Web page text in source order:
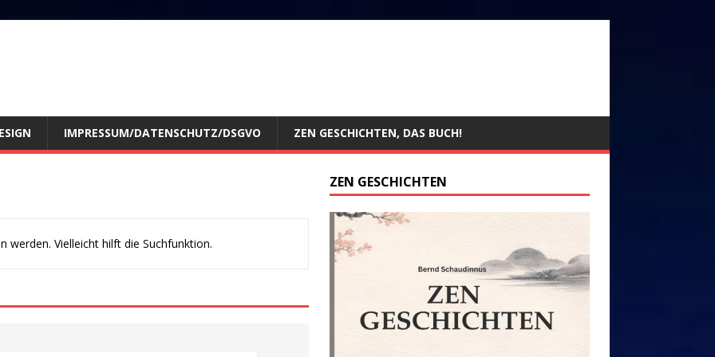
IMPRESSUM/DATENSCHUTZ/DSGVO ZEN GESCHICHTEN, DAS BUCH!
werden. Vielleicht hilft die Suchfunktion.
ZEN GESCHICHTEN